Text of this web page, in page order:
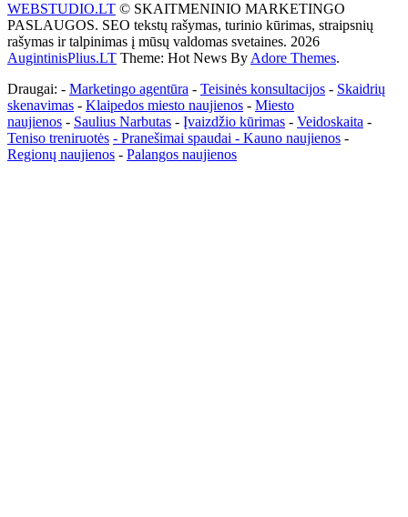
WEBSTUDIO.LT © SKAITMENINIO MARKETINGO
PASLAUGOS. SEO tekstų rašymas, turinio kūrimas, straipsnių
rašymas ir talpinimas į mūsų valdomas svetaines. 2026
AugintinisPlius.LT Theme: Hot News By Adore Themes.
Draugai: - Marketingo agentūra - Teisinės konsultacijos - Skaidrių
skenavimas - Klaipedos miesto naujienos - Miesto
naujienos - Saulius Narbutas - Įvaizdžio kūrimas - Veidoskaita -
Teniso treniruotės - Pranešimai spaudai - Kauno naujienos -
Regionų naujienos - Palangos naujienos